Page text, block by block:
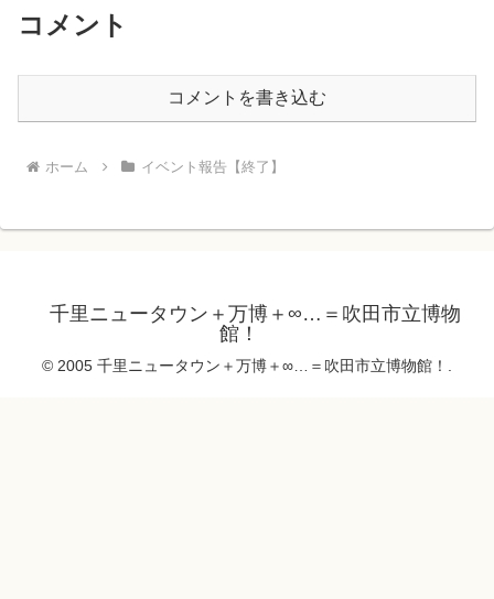
コメント
コメントを書き込む
ホーム イベント報告【終了】
千里ニュータウン＋万博＋∞…＝吹田市立博物
館！
© 2005 千里ニュータウン＋万博＋∞…＝吹田市立博物館！.